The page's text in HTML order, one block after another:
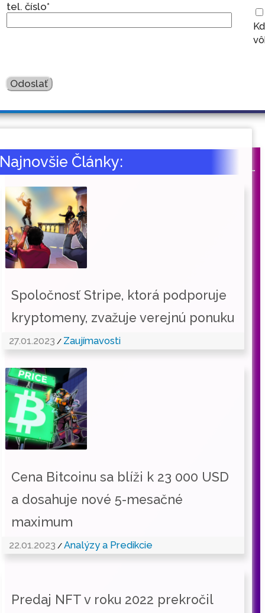
tel. číslo*
Články:
Spoločnosť Stripe, ktorá podporuje
kryptomeny, zvažuje verejnú ponuku
27.01.2023 / Zaujímavosti
Cena Bitcoinu sa blíži k 23 000 USD
a dosahuje nové 5-mesačné
maximum
22.01.2023 / Analýzy a Predikcie
Predaj NFT v roku 2022 prekročil